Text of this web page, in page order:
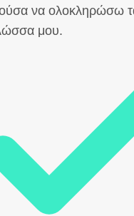
να ολοκληρώσω
μου.